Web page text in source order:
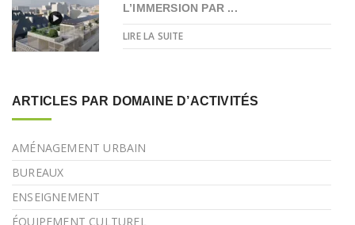
L’IMMERSION PAR ...
LIRE LA SUITE
ARTICLES PAR DOMAINE D’ACTIVITÉS
AMÉNAGEMENT URBAIN
BUREAUX
ENSEIGNEMENT
ÉQUIPEMENT CULTUREL